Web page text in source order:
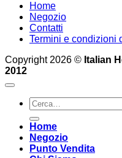
Home
Negozio
Contatti
Termini e condizioni
Copyright 2026 © Italian
2012
Cerca:
Home
Negozio
Punto Vendita